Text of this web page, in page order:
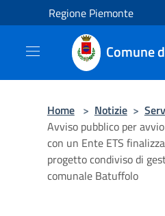
Salta al contenuto principale
Regione Piemonte
Comune
Home > Notizie >
Avviso pubblico per
con un Ente ETS
progetto condiviso di
comunale Batuffolo